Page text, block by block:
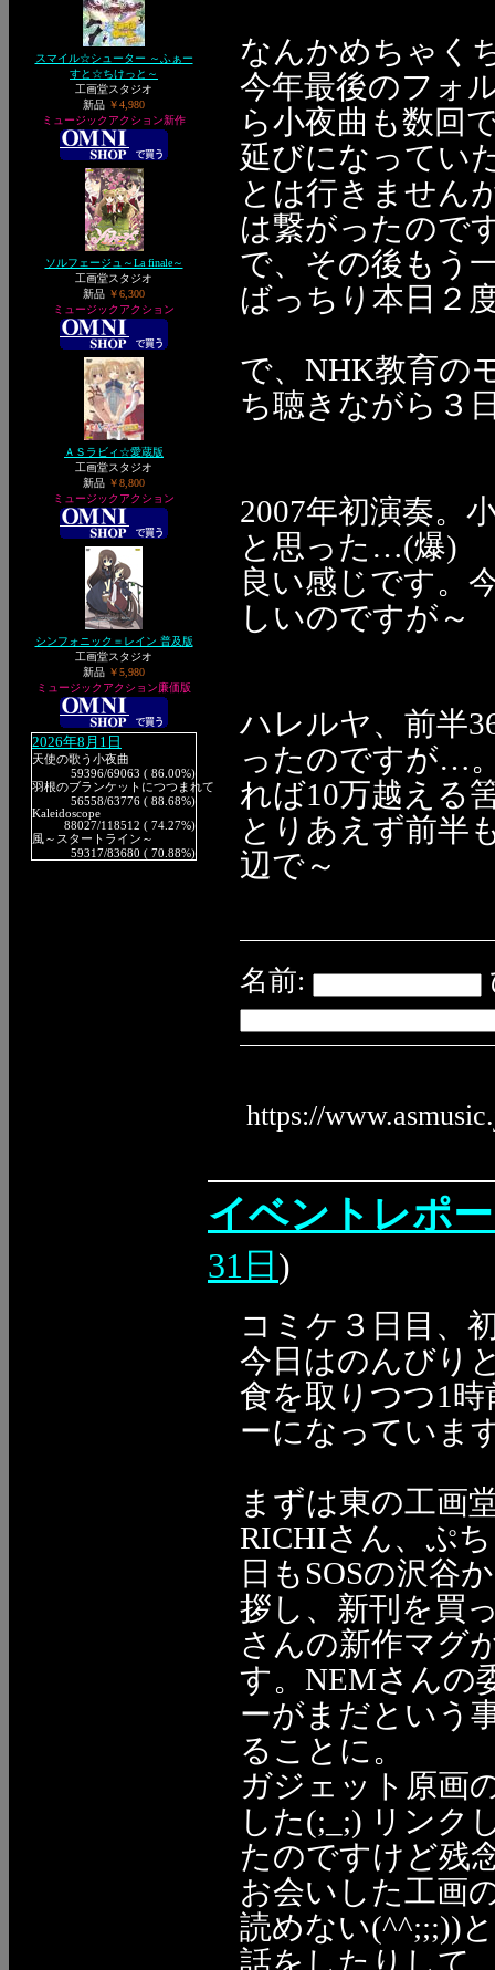
スマイル☆シューター ～ふぁー
すと☆ちけっと～
工画堂スタジオ
新品 ￥4,980
ミュージックアクション新作
ソルフェージュ～La finale～
工画堂スタジオ
新品 ￥6,300
ミュージックアクション
ＡＳラビィ☆愛蔵版
工画堂スタジオ
新品 ￥8,800
ミュージックアクション
シンフォニック＝レイン 普及版
工画堂スタジオ
新品 ￥5,980
ミュージックアクション廉価版
2026年8月1日
天使の歌う小夜曲
59396/69063 ( 86.00%)
羽根のブランケットにつつまれて
56558/63776 ( 88.68%)
Kaleidoscope
88027/118512 ( 74.27%)
風～スタートライン～
59317/83680 ( 70.88%)
なんかめちゃく
今年最後のフォ
ら小夜曲も数回
延びになってい
とは行きません
は繋がったので
で、その後もう
ばっちり本日２
で、NHK教育の
ち聴きながら３
2007年初演奏。
と思った…(爆)
良い感じです。
しいのですが～
ハレルヤ、前半
ったのですが…
れば10万越える
とりあえず前半
辺で～
名前:
https://
イベントレポ
31日 )
コミケ３日目、
今日はのんびり
食を取りつつ1
ーになっていま
まずは東の工画
RICHIさん、ぷ
日もSOSの沢谷
拶し、新刊を買
さんの新作マグ
す。NEMさんの
ーがまだという
ることに。
ガジェット原画
した(;_;) リンク
たのですけど残
お会いした工画
読めない(^^;;;))
話をしたりして